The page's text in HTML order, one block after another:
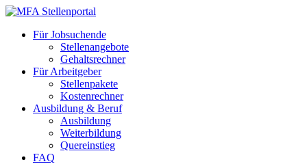
Für Jobsuchende
Stellenangebote
Gehaltsrechner
Für Arbeitgeber
Stellenpakete
Kostenrechner
Ausbildung & Beruf
Ausbildung
Weiterbildung
Quereinstieg
FAQ